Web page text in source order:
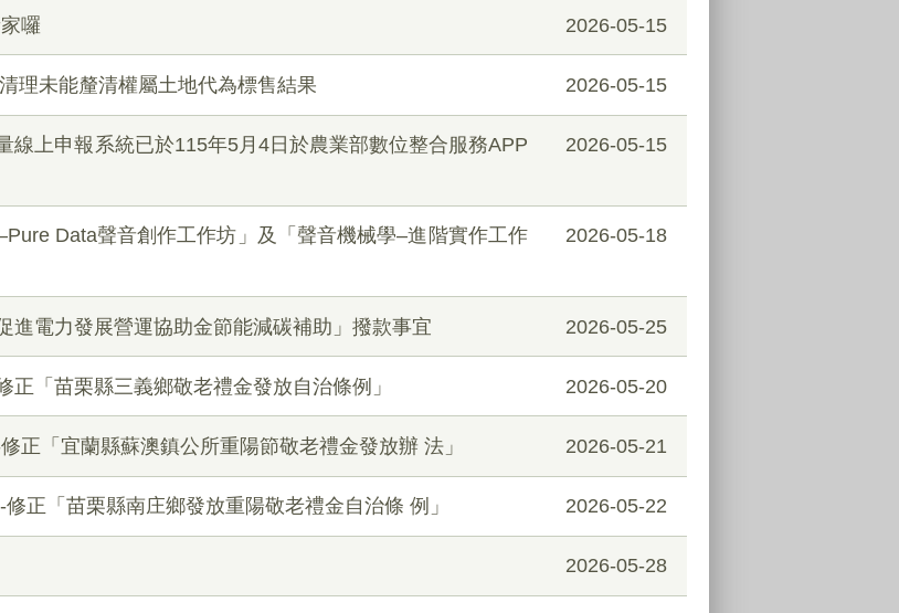
囉 2026-05-15
理未能釐清權屬土地代為標售結果 2026-05-15
線上申報系統已於115年5月4日於農業部數位整合服務APP
2026-05-15
Data聲音創作工作坊」及「聲音機械學–進階實作工作
2026-05-18
進電力發展營運協助金節能減碳補助」撥款事宜 2026-05-25
「苗栗縣三義鄉敬老禮金發放自治條例」 2026-05-20
正「宜蘭縣蘇澳鎮公所重陽節敬老禮金發放辦 法」 2026-05-21
正「苗栗縣南庄鄉發放重陽敬老禮金自治條 例」 2026-05-22
2026-05-28